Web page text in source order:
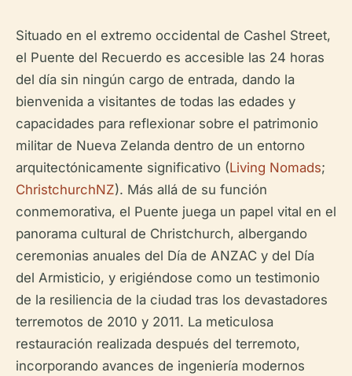
Situado en el extremo occidental de Cashel Street,
el Puente del Recuerdo es accesible las 24 horas
del día sin ningún cargo de entrada, dando la
bienvenida a visitantes de todas las edades y
capacidades para reflexionar sobre el patrimonio
militar de Nueva Zelanda dentro de un entorno
arquitectónicamente significativo (Living Nomads;
ChristchurchNZ). Más allá de su función
conmemorativa, el Puente juega un papel vital en el
panorama cultural de Christchurch, albergando
ceremonias anuales del Día de ANZAC y del Día
del Armisticio, y erigiéndose como un testimonio
de la resiliencia de la ciudad tras los devastadores
terremotos de 2010 y 2011. La meticulosa
restauración realizada después del terremoto,
incorporando avances de ingeniería modernos